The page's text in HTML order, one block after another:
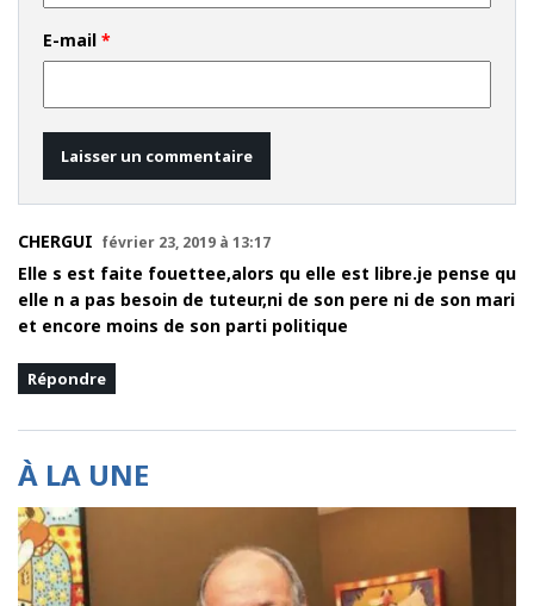
E-mail *
CHERGUI février 23, 2019 à 13:17
Elle s est faite fouettee,alors qu elle est libre.je pense qu
elle n a pas besoin de tuteur,ni de son pere ni de son mari
et encore moins de son parti politique
Répondre
À LA UNE